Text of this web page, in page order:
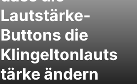
Lautstärke-
Buttons die
Klingeltonlauts
tärke ändern